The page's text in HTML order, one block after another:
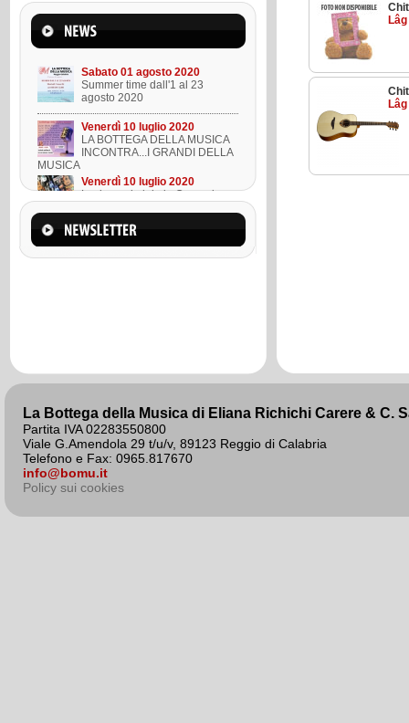
Mercoledì 22 marzo 2023
Suono l'ukulele in 8 lezioni
Sabato 01 agosto 2020
Summer time dall'1 al 23
agosto 2020
Venerdì 10 luglio 2020
LA BOTTEGA DELLA MUSICA
INCONTRA...I GRANDI DELLA
MUSICA
Venerdì 10 luglio 2020
Lezione ukulele in Omaggio
Mercoledì 22 marzo 2023
Suono l'ukulele in 8 lezioni
La Bottega della Musica di Eliana Richichi Carere & C.
Partita IVA 02283550800
Viale G.Amendola 29 t/u/v, 89123 Reggio di Calabria
Telefono e Fax: 0965.817670
info@bomu.it
Policy sui cookies